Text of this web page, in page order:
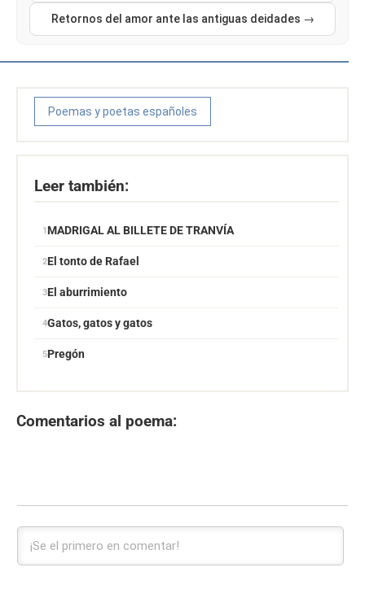
Retornos del amor ante las antiguas deidades →
Poemas y poetas españoles
Leer también:
MADRIGAL AL BILLETE DE TRANVÍA
El tonto de Rafael
El aburrimiento
Gatos, gatos y gatos
Pregón
Comentarios al poema: